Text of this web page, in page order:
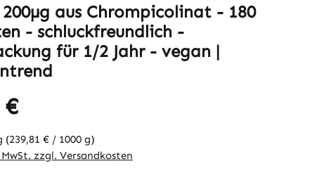
aus Chrompicolinat - 180
- schluckfreundlich -
für 1/2 Jahr - vegan |
€
(239,81 € / 1000 g)
zzgl. Versandkosten